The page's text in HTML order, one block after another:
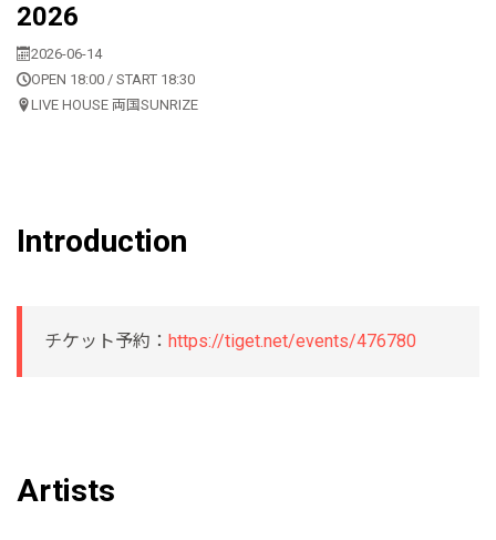
2026
2026-06-14
OPEN 18:00 / START 18:30
LIVE HOUSE 両国SUNRIZE
Introduction
チケット予約： https://tiget.net/events/476780
Artists